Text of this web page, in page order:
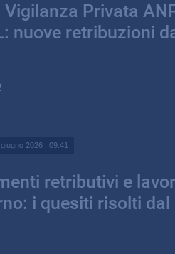
Vigilanza Privata
nuove retribuzioni
2026 | 09:41
retributivi e
i quesiti risolti dal